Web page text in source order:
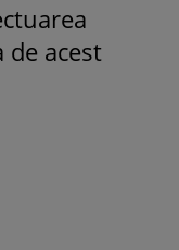
acest